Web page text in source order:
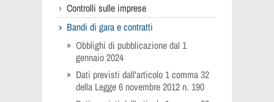
Controlli sulle imprese
Bandi di gara e contratti
Obblighi di pubblicazione dal 1
gennaio 2024
Dati previsti dall'articolo 1 comma 32
della Legge 6 novembre 2012 n. 190